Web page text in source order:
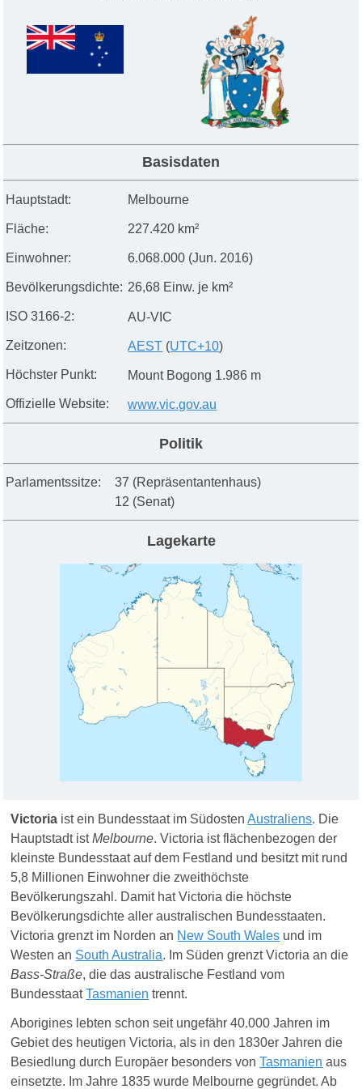
Basisdaten
Hauptstadt:
Fläche:
Einwohner:
Bevölkerungsdichte:
ISO 3166-2:
Zeitzonen:
Höchster Punkt:
Offizielle Website:
Melbourne
227.420 km²
6.068.000 (Jun. 2016)
26,68 Einw. je km²
AU-VIC
AEST (UTC+10)
Mount Bogong 1.986 m
www.vic.gov.au
Politik
Parlamentssitze: 37 (Repräsentantenhaus)
12 (Senat)
Lagekarte
Victoria ist ein Bundesstaat im SüdostenAustraliens. Die
Hauptstadt istMelbourne. Victoria ist flächenbezogen der
kleinste Bundesstaat auf dem Festland und besitzt mit rund
5,8 Millionen Einwohner die zweithöchste
Bevölkerungszahl. Damit hat Victoria die höchste
Bevölkerungsdichte aller australischen Bundesstaaten.
Victoria grenzt im Norden an New South Wales und im
Westen an South Australia. Im Süden grenzt Victoria an die
Bass-Straße, die das australische Festland vom
BundesstaatTasmanien trennt.
Aborigines lebten schon seit ungefähr 40.000 Jahren im
Gebiet des heutigen Victoria, als in den 1830er Jahren die
Besiedlung durch Europäer besonders vonTasmanien aus
einsetzte. ImJahre 1835wurde Melbournegegründet.Ab